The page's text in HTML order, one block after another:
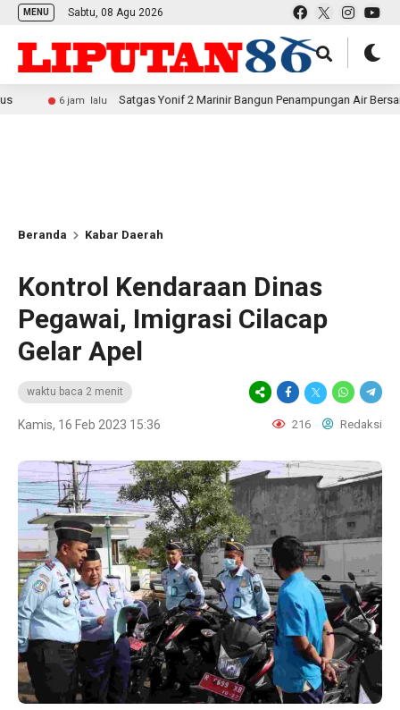
MENU Sabtu, 08 Agu 2026
6 jam lalu Satgas Yonif 2 Marinir Bangun Penampungan Air Bersama
Beranda Kabar Daerah
Kontrol Kendaraan Dinas
Pegawai, Imigrasi Cilacap
Gelar Apel
waktu baca 2 menit
Kamis, 16 Feb 2023 15:36 216 Redaksi